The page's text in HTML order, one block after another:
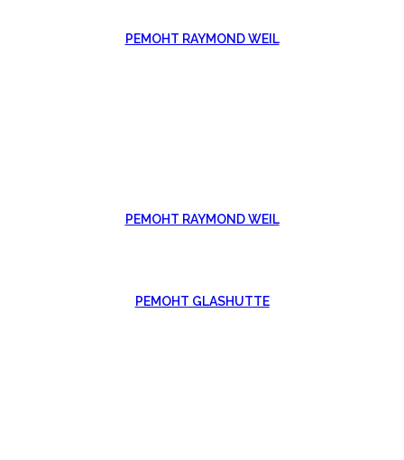
РЕМОНТ RAYMOND WEIL
РЕМОНТ RAYMOND WEIL
РЕМОНТ GLASHUTTE